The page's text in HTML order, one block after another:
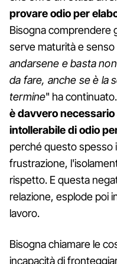
provare odio per
Bisogna comprendere
serve maturità e senso
andarsene e basta
da fare, anche se è la
termine" ha
è davvero
intollerabile di odio
perché questo spesso
frustrazione,
rispetto. E questa
relazione, esplode poi
lavoro.
Bisogna chiamare le
incapacità di